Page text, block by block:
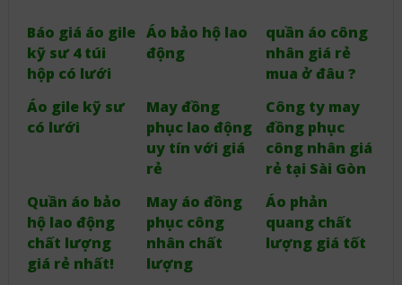
Báo giá áo gile
kỹ sư 4 túi
hộp có lưới
Áo bảo hộ lao
động
quần áo công
nhân giá rẻ
mua ở đâu ?
Áo gile kỹ sư
có lưới
May đồng
phục lao động
uy tín với giá
rẻ
Công ty may
đồng phục
công nhân giá
rẻ tại Sài Gòn
Quần áo bảo
hộ lao động
chất lượng
giá rẻ nhất!
May áo đồng
phục công
nhân chất
lượng
Áo phản
quang chất
lượng giá tốt